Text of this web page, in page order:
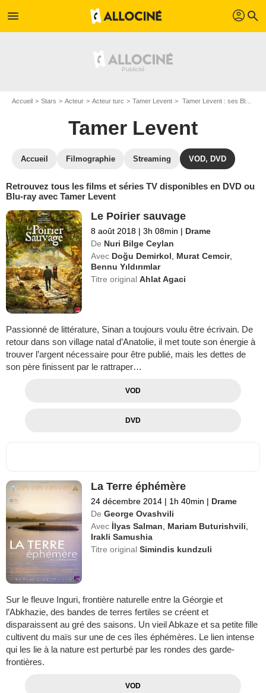
menu profil search
Accueil Stars Acteur Acteur turc Tamer Levent Tamer Levent : ses Blu-Ray, DVD, VOD, SVOD
Tamer Levent
Accueil Filmographie Streaming VOD, DVD
Retrouvez tous les films et séries TV disponibles en DVD ou
Blu-ray avec Tamer Levent
Le Poirier sauvage
8 août 2018 | 3h 08min | Drame
De Nuri Bilge Ceylan
Avec Doğu Demirkol Murat Cemcir,
Bennu Yıldırımlar
Titre originalAhlat Agaci
Passionné de littérature, Sinan a toujours voulu être écrivain. De
retour dans son village natal d’Anatolie, il met toute son énergie à
trouver l’argent nécessaire pour être publié, mais les dettes de
son père finissent par le rattraper…
VOD
DVD
La Terre éphémère
24 décembre 2014 | 1h 40min | Drame
De George Ovashvili
Avec İlyas Salman Mariam Buturishvili
Irakli Samushia
Titre originalSimindis kundzuli
Sur le fleuve Inguri, frontière naturelle entre la Géorgie et
l’Abkhazie, des bandes de terres fertiles se créent et
disparaissent au gré des saisons. Un vieil Abkaze et sa petite fille
cultivent du maïs sur une de ces îles éphémères. Le lien intense
qui les lie à la nature est perturbé par les rondes des garde-
frontières.
VOD